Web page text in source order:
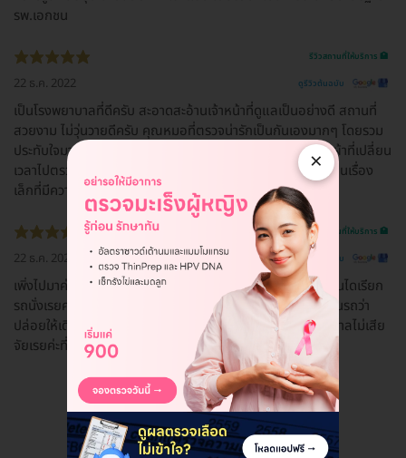
รพ.เอกชน
รีวิวสถานที่ให้บริการ 🏥
22 ธ.ค. 2022 ดูรีวิวต้นฉบับ
เป็นโรงพยาบาลที่ดีครับ สะอาดสะอ้านเจ้าหน้าที่ดูแลเป็นอย่างดี สถานที่
สวยงาม ไม่วุ่นวายดีครับ คุณหมอที่ตรวจน่ารักเป็นกันเองมากๆ โดยรวม
ประทับใจมากครับ ที่ชอบมากคือกุญแจล๊อคเกอร์สำหรับใส่เสื้อผ้าที่เปลี่ยน
เวลาไปตรวจ เค้าทำเป็นสายคล้องข้อมือเลย ทำให้สะดวกมาก เป็นเรื่อง
เล็กที่มีความใส่ใจมากครับ
รีวิวสถานที่ให้บริการ 🏥
22 ธ.ค. 2022 ดูรีวิวต้นฉบับ
เพิ่งไปมาค่ะสาเหตุที่ไปเพราะตกบันไดพอไปถึงพยาบาลรุ้ว่าตกบันไดเรียก
รถนั่งเรยค่ะทุกอย่างรวดเร็วมากขากลับพยาบาลแอบดุบุรุษที่เข็นรถว่า
ปล่อยให้เดินมาได้งัยเดินแค่3-4ก้าวไม่เป็นรัยหรอกค่ะคุณพยาบาลไม่เสีย
จัยเรยค่ะที่เลือกประกันสังคมของที่นี่
ดูรีวิวทั้งหมด
×